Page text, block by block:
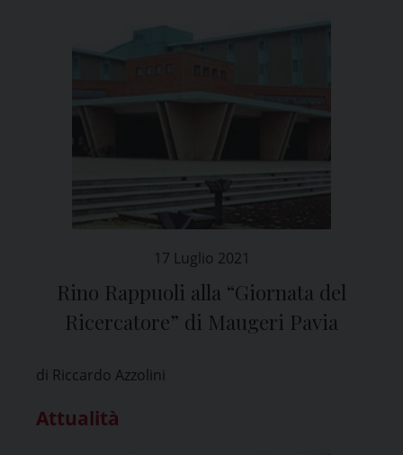
17 Luglio 2021
Rino Rappuoli alla “Giornata del
Ricercatore” di Maugeri Pavia
di Riccardo Azzolini
Attualità